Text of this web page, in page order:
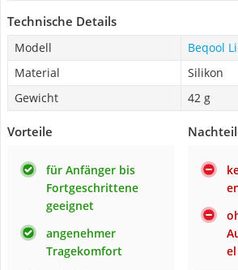
Technische Details
Modell
Beqool
Material
Silikon
Gewicht
42 g
Vorteile
für Anfänger bis
Fortgeschrittene
geeignet
angenehmer
Tragekomfort
el